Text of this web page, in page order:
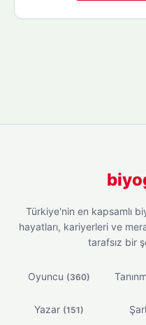
Türkiye'nin en kapsamlı
hayatları, kariyerleri ve
tarafsız bir
Oyuncu (360)
Yazar (151)